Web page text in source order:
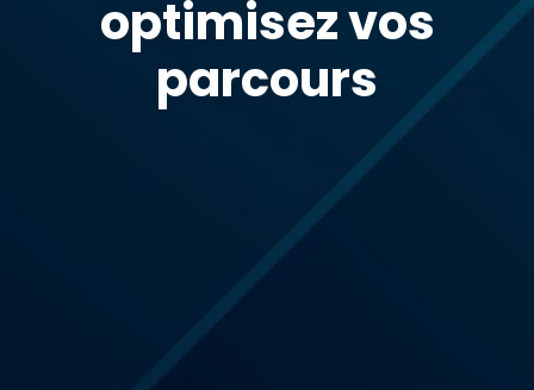
optimisez vos
parcours